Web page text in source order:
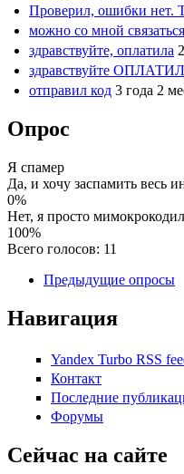
Проверил, ошибки нет.
можно со мной
здравствуйте, оплатила
здравствуйте
отправил код 3 года 2
Опрос
Я спамер
Да, и хочу заспамить весь
0%
Нет, я просто мимокрокодил
100%
Всего голосов: 11
Предыдущие опросы
Навигация
Yandex Turbo RSS
Контакт
Последние
Форумы
Сейчас на сайте